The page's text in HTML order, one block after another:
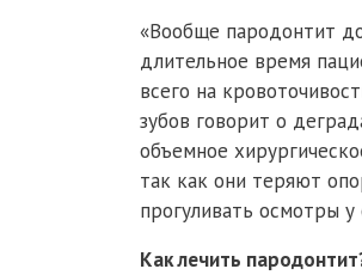
«Вообще пародонтит
длительное время
всего на
зубов говорит о
объемное
так как они теряют
прогуливать осмотры
Как лечить